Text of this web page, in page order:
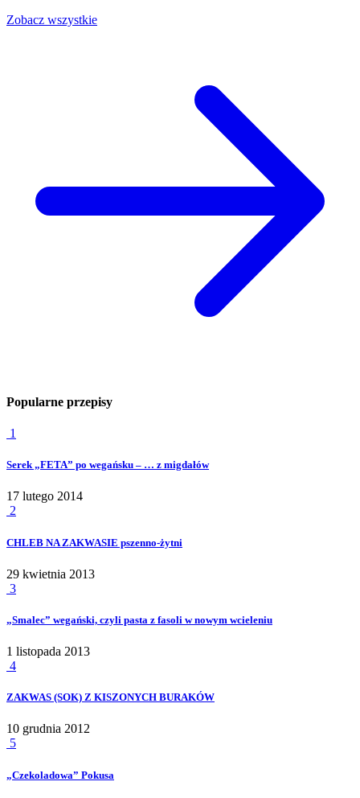
Zobacz wszystkie
Popularne przepisy
1
Serek „FETA” po wegańsku – … z migdałów
17 lutego 2014
2
CHLEB NA ZAKWASIE pszenno-żytni
29 kwietnia 2013
3
„Smalec” wegański, czyli pasta z fasoli w nowym wcieleniu
1 listopada 2013
4
ZAKWAS (SOK) Z KISZONYCH BURAKÓW
10 grudnia 2012
5
„Czekoladowa” Pokusa